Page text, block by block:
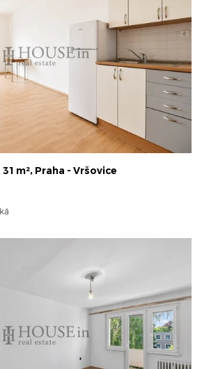
m², Praha - Vršovice